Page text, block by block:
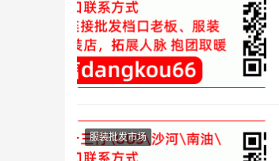
服装批发市场